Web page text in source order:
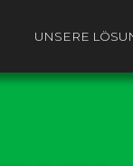
UNSERE